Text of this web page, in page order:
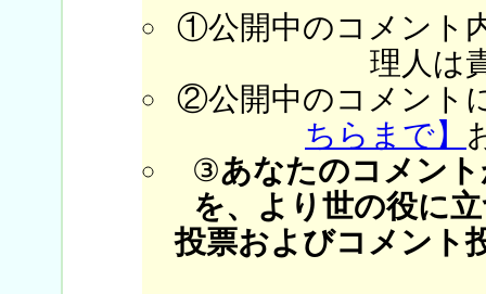
①公開中のコメント
理人は
②公開中のコメント
ちらまで】
③あなたのコメン
を、より世の役に
投票およびコメント